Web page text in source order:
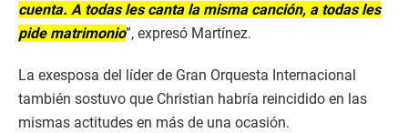
cuenta. A todas les canta la misma canción, a todas les
pide matrimonio”, expresó Martínez.
La exesposa del líder de Gran Orquesta Internacional
también sostuvo que Christian habría reincidido en las
mismas actitudes en más de una ocasión.